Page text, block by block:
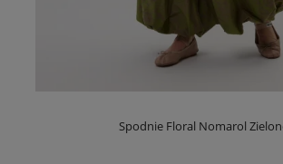
Spodnie Floral Nomarol